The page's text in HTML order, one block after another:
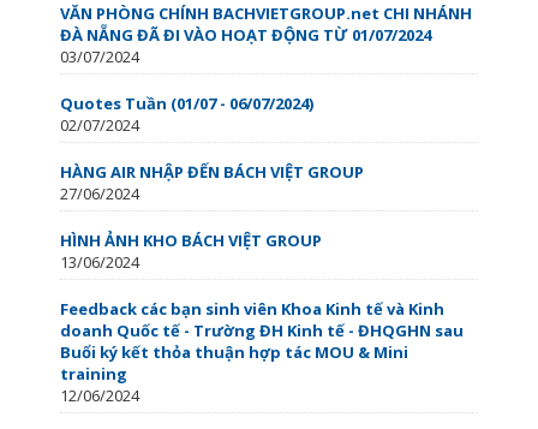
VĂN PHÒNG CHÍNH BACHVIETGROUP.net CHI NHÁNH
ĐÀ NẴNG ĐÃ ĐI VÀO HOẠT ĐỘNG TỪ 01/07/2024
03/07/2024
Quotes Tuần (01/07 - 06/07/2024)
02/07/2024
HÀNG AIR NHẬP ĐẾN BÁCH VIỆT GROUP
27/06/2024
HÌNH ẢNH KHO BÁCH VIỆT GROUP
13/06/2024
Feedback các bạn sinh viên Khoa Kinh tế và Kinh
doanh Quốc tế - Trường ĐH Kinh tế - ĐHQGHN sau
Buổi ký kết thỏa thuận hợp tác MOU & Mini
training
12/06/2024